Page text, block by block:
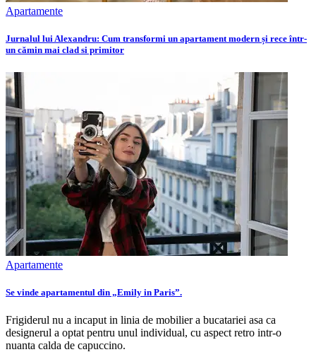
Apartamente
Jurnalul lui Alexandru: Cum transformi un apartament modern și rece într-
un cămin mai clad si primitor
Apartamente
Se vinde apartamentul din „Emily in Paris”.
Frigiderul nu a incaput in linia de mobilier a bucatariei asa ca
designerul a optat pentru unul individual, cu aspect retro intr-o
nuanta calda de capuccino.